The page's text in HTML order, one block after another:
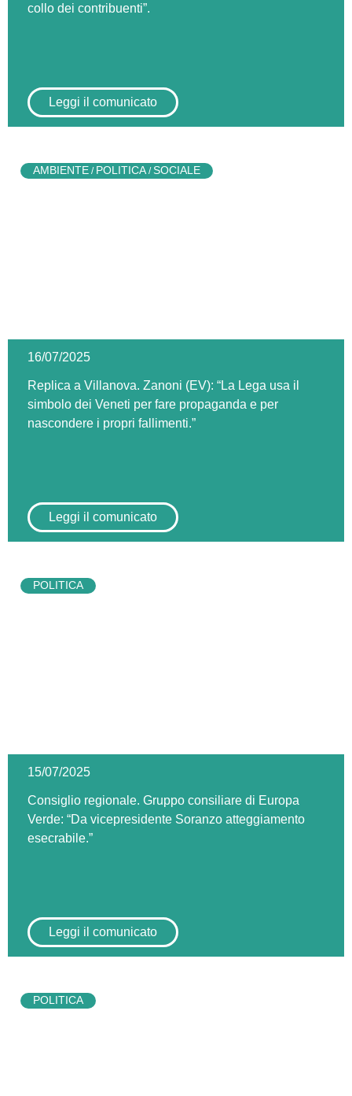
collo dei contribuenti”.
Leggi il comunicato
16/07/2025
Replica a Villanova. Zanoni (EV): “La Lega usa il
simbolo dei Veneti per fare propaganda e per
nascondere i propri fallimenti.”
Leggi il comunicato
AMBIENTE / POLITICA/SOCIALE
15/07/2025
Consiglio regionale. Gruppo consiliare di Europa
Verde: “Da vicepresidente Soranzo atteggiamento
esecrabile.”
Leggi il comunicato
POLITICA
POLITICA